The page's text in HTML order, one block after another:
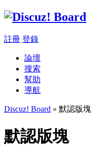
註冊 登錄
論壇
搜索
幫助
導航
Discuz! Board » 默認版塊
默認版塊